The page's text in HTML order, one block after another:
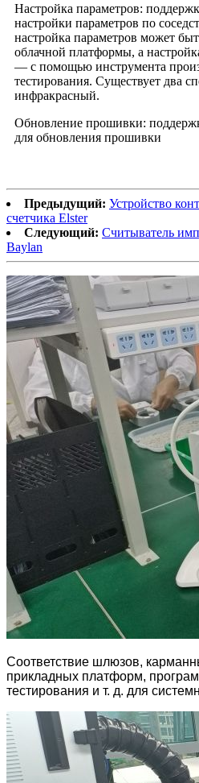
Настройка параметров:
настройки параметров по
настройка параметров может
облачной платформы, а
— с помощью инструмента
тестирования. Существует два
инфракрасный.
Обновление прошивки:
для обновления прошивки
Предыдущий: Устройство
счетчика Elster
Следующий: Считыватель
Baylan
Соответствие шлюзов,
прикладных платформ,
тестирования и т. д. для